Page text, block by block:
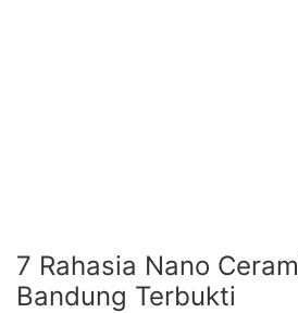
7 Rahasia Nano
Bandung Terbukti